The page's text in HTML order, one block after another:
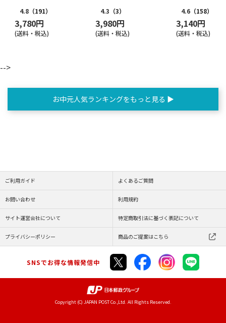
4.8 （191）
3,780円
(送料・税込)
4.3 （3）
3,980円
(送料・税込)
4.6 （158）
3,140円
(送料・税込)
-->
お中元人気ランキングをもっと見る ▶
ご利用ガイド よくあるご質問
お問い合わせ 利用規約
サイト運営会社について 特定商取引法に基づく表記について
プライバシーポリシー 商品のご提案はこちら
SNSでお得な情報発信中
Copyright (C) JAPAN POST Co.,Ltd. All Rights Reserved.